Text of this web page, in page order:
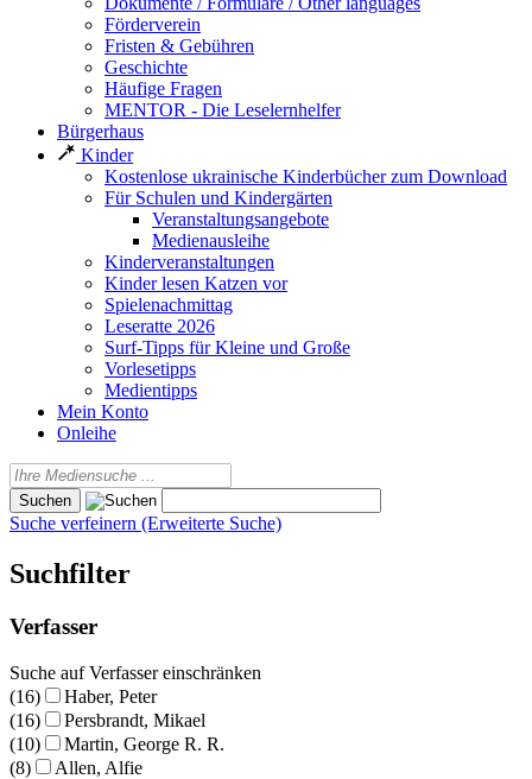
Förderverein
Fristen & Gebühren
Geschichte
Häufige Fragen
MENTOR - Die Leselernhelfer
Bürgerhaus
Kinder
Kostenlose ukrainische Kinderbücher zum Download
Für Schulen und Kindergärten
Veranstaltungsangebote
Medienausleihe
Kinderveranstaltungen
Kinder lesen Katzen vor
Spielenachmittag
Leseratte 2026
Surf-Tipps für Kleine und Große
Vorlesetipps
Medientipps
Mein Konto
Onleihe
Suche verfeinern (Erweiterte Suche)
Suchfilter
Verfasser
Suche auf Verfasser einschränken
(16)
Haber, Peter
(16)
Persbrandt, Mikael
(10)
Martin, George R. R.
(8)
Allen, Alfie